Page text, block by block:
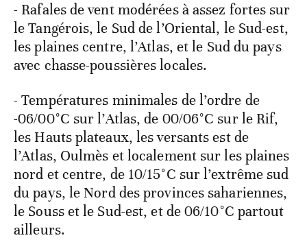
- Rafales de vent modérées à assez fortes sur
le Tangérois, le Sud de l’Oriental, le Sud-est,
les plaines centre, l’Atlas, et le Sud du pays
avec chasse-poussières locales.
- Températures minimales de l’ordre de
-06/00°C sur l’Atlas, de 00/06°C sur le Rif,
les Hauts plateaux, les versants est de
l’Atlas, Oulmès et localement sur les plaines
nord et centre, de 10/15°C sur l’extrême sud
du pays, le Nord des provinces sahariennes,
le Souss et le Sud-est, et de 06/10°C partout
ailleurs.